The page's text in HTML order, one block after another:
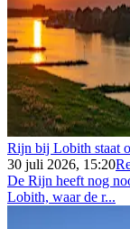
Rijn bij Lobith staat
30 juli 2026, 15:20
De Rijn heeft nog
Lobith, waar de r...